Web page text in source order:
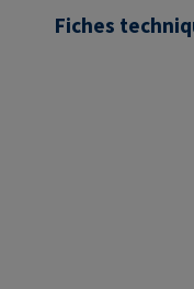
Fiches